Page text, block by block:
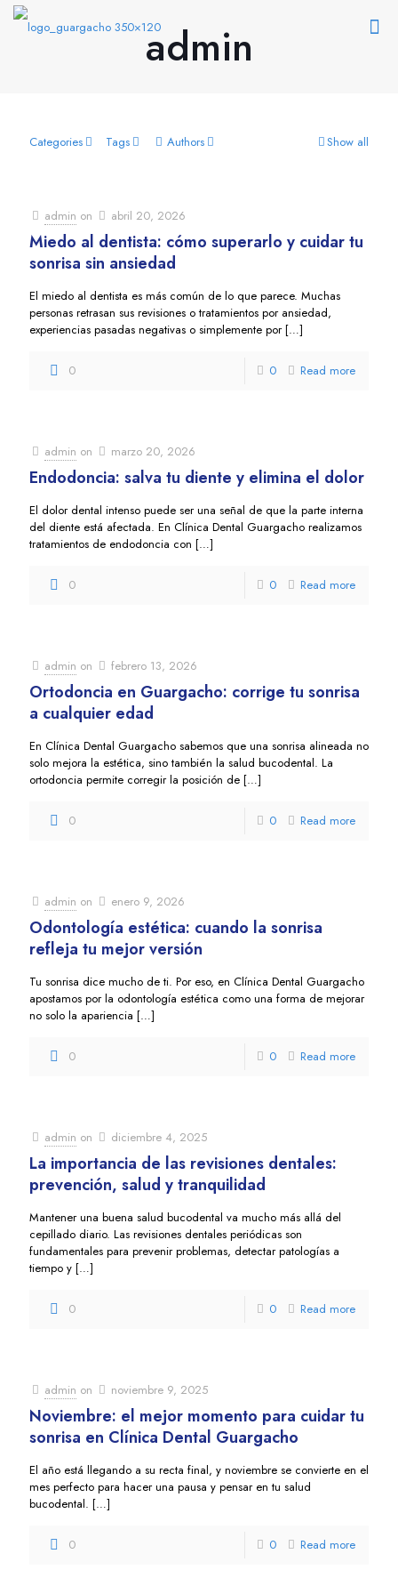
admin
Categories Tags Authors Show all
admin on abril 20, 2026
Miedo al dentista: cómo superarlo y cuidar tu
sonrisa sin ansiedad
El miedo al dentista es más común de lo que parece. Muchas
personas retrasan sus revisiones o tratamientos por ansiedad,
experiencias pasadas negativas o simplemente por[…]
0 0 Read more
admin on marzo 20, 2026
Endodoncia: salva tu diente y elimina el dolor
El dolor dental intenso puede ser una señal de que la parte interna
del diente está afectada. En Clínica Dental Guargacho realizamos
tratamientos de endodoncia con […]
0 0 Read more
admin on febrero 13, 2026
Ortodoncia en Guargacho: corrige tu sonrisa
a cualquier edad
En Clínica Dental Guargacho sabemos que una sonrisa alineada no
solo mejora la estética, sino también la salud bucodental. La
ortodoncia permite corregir la posición de […]
0 0 Read more
admin on enero 9, 2026
Odontología estética: cuando la sonrisa
refleja tu mejor versión
Tu sonrisa dice mucho de ti. Por eso, en Clínica Dental Guargacho
apostamos por la odontología estética como una forma de mejorar
no solo la apariencia […]
0 0 Read more
admin on diciembre 4, 2025
La importancia de las revisiones dentales:
prevención, salud y tranquilidad
Mantener una buena salud bucodental va mucho más allá del
cepillado diario. Las revisiones dentales periódicas son
fundamentales para prevenir problemas, detectar patologías a
tiempo y […]
0 0 Read more
admin on noviembre 9, 2025
Noviembre: el mejor momento para cuidar tu
sonrisa en Clínica Dental Guargacho
El año está llegando a su recta final, y noviembre se convierte en el
mes perfecto para hacer una pausa y pensar en tu salud
bucodental. […]
0 0 Read more